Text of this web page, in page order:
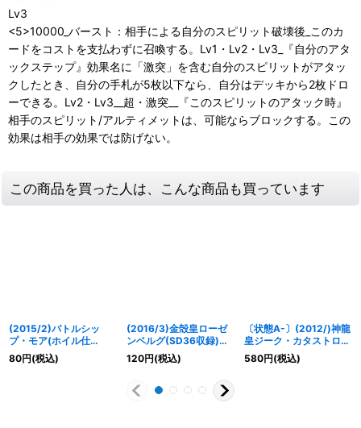
Lv3
<5>10000_バースト：相手による自分のスピリット破壊後_このカ
ードをコストを支払わずに召喚する。Lv1・Lv2・Lv3_『自分のアタ
ックステップ』効果名に「激突」を含む自分のスピリットがアタッ
クしたとき、自分の手札が5枚以下なら、自分はデッキから2枚ドロ
ーできる。Lv2・Lv3__超・激突__『このスピリットのアタック時』
相手のスピリット/アルティメットは、可能ならブロックする。この
効果は相手の効果では防げない。
この商品を買った人は、こんな商品も買っています
(2015/2)バトルシッ
プ・モア(ホイル仕
様/SD32収録)【U】
{P14-29}《白》
80円(税込)
(2016/3)金殻皇ローゼ
ンベルグ(SD36収録)
【M】{BS27-024}
《緑》
120円(税込)
〔状態A-〕(2012/)神龍
皇ジーク・カタストロフ
ドラゴン【X】{X001}
《赤》
580円(税込)